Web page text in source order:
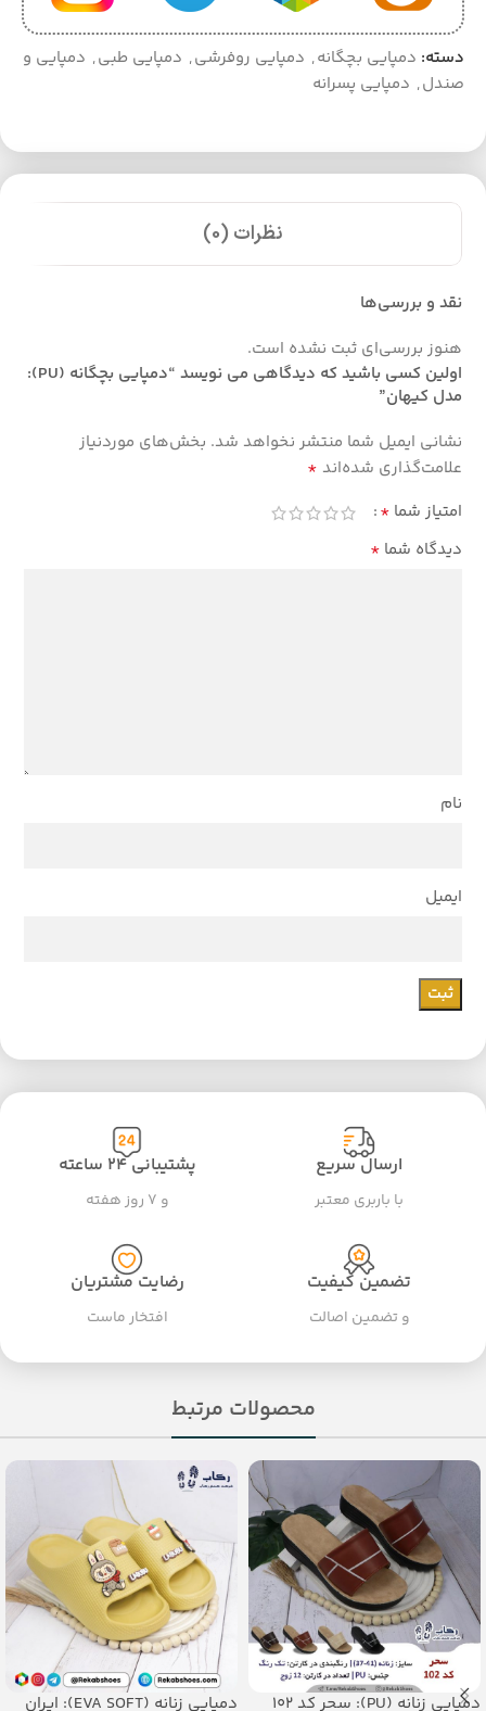
دسته: دمپایی بچگانه, دمپایی روفرشی, دمپایی طبی, دمپایی و
صندل, دمپایی پسرانه
نظرات (0)
نقد و بررسی‌ها
هنوز بررسی‌ای ثبت نشده است.
اولین کسی باشید که دیدگاهی می نویسد “دمپایی بچگانه (PU):
مدل کیهان”
نشانی ایمیل شما منتشر نخواهد شد. بخش‌های موردنیاز
علامت‌گذاری شده‌اند *
امتیاز شما *
دیدگاه شما *
نام
ایمیل
ارسال سریع
با باربری معتبر
پشتیبانی ۲۴ ساعته
و ۷ روز هفته
تضمین کیفیت
و تضمین اصالت
رضایت مشتریان
افتخار ماست
محصولات مرتبط
دمپایی زنانه (PU): سحر کد 102 دمپایی زنانه (EVA SOFT): ایران